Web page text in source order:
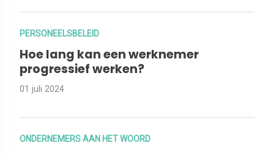
PERSONEELSBELEID
Hoe lang kan een werknemer
progressief werken?
01 juli 2024
ONDERNEMERS AAN HET WOORD